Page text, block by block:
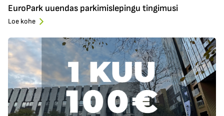
EuroPark uuendas parkimislepingu tingimusi
Loe kohe